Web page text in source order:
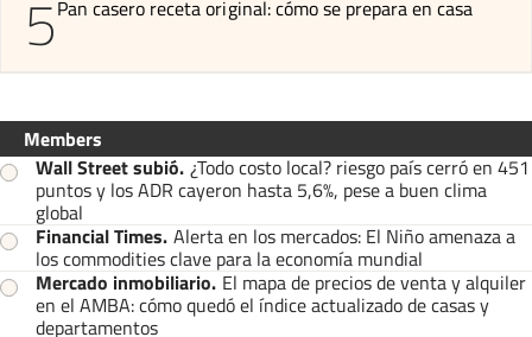
5Pan casero receta original: cómo se prepara en casa
Members
Wall Street subió. ¿Todo costo local? riesgo país cerró en 451
puntos y los ADR cayeron hasta 5,6%, pese a buen clima
global
Financial Times. Alerta en los mercados: El Niño amenaza a
los commodities clave para la economía mundial
Mercado inmobiliario. El mapa de precios de venta y alquiler
en el AMBA: cómo quedó el índice actualizado de casas y
departamentos